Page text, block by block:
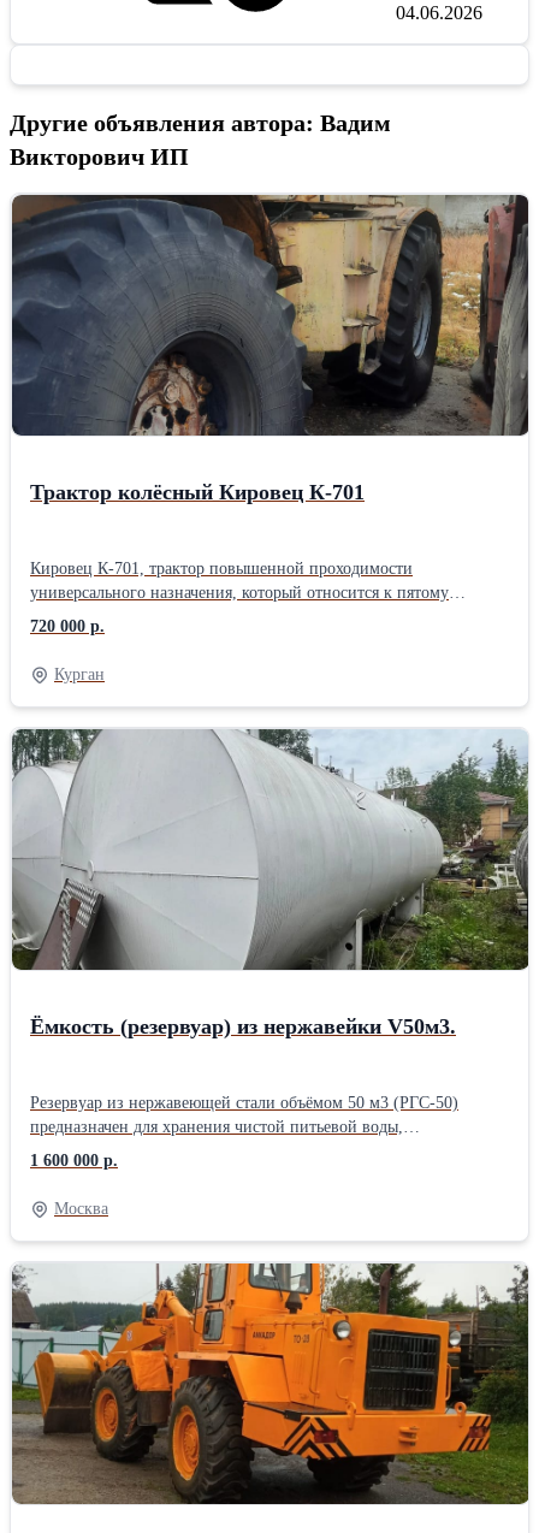
04.06.2026
Другие объявления автора: Вадим
Викторович ИП
Трактор колёсный Кировец К-701
Кировец К-701, трактор повышенной проходимости
универсального назначения, который относится к пятому
тяговому классу. Предназначен для выполнения таких
сельскохозяйственных задач, как: вспашка, культивация,
рыхление почвы, посев. Также трактор «Кировец» может
использоваться для мелиоративных и дорожно-строительных
работ. Габаритные размеры Д/Ш/В-7400/2880/3550 мм. Вес
трактора К-701 12,5 т. Силовой агрегат дизельный ЯМЗ-240Б,
мощностью 300 л.с. (в 2014 году произведена установка нового
двигателя ЯМЗ 240БМ, в ПСМ вписан). Объём двигателя 22,3 л.
МКП с гидравлическим приводом. Передач в трансмиссии 24, 16
скоростей движения вперед и 8 в обратном направлении.
Полурама новая. Резина передняя новая, задняя в хорошем
состоянии. Сельхознавеска. Год выпуска 1985. Трактор в
хорошем, рабочем состоянии. (Курганская область).
720 000 р.
Курган
Ёмкость (резервуар) из нержавейки V50м3.
Резервуар из нержавеющей стали объёмом 50 м3 (РГС-50)
предназначен для хранения чистой питьевой воды,
нефтепродуктов, пищевых продуктов и химически активных
веществ. Стандартный резервуар объемом 50 кубов,
представляет собой цилиндрический горизонтальный бак с
двумя горловинами для доступа внутрь ёмкости и патрубками
для приёма и откачки воды. Ёмкость из нержавеющей стали
изготовлена в одностенном исполнении. Количество секций-1.
При изготовлении резервуаров из нержавеющей стали
используется марка нержавейки AISI-321, аналог 12х17н10н
толщиной 4 мм. Все материалы имеют сертификат качества.
Лакокрасочные покрытия внешней поверхности резервуара-
первый слой эпоксидная грунтовка с активной антикоррозийной
защитой ЕРХ 3300 2К ЕР. Два слоя эмали белого цвета по RAL
9003- двухкомпонентная универсальная полиуретано-акриловая
эмаль. Так же стойки, полосы и перила на площадки
обслуживания, лестница с упорами. Диаметр ёмкости 2,8 м.,
длина 9,6 м. Вес с металлоконструкциями 5,3 т. Количество- 2
1 600 000 р.
Москва